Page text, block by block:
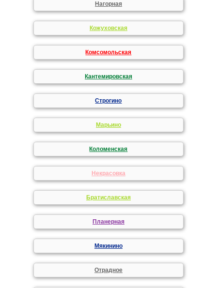
Нагорная
Кожуховская
Комсомольская
Кантемировская
Строгино
Марьино
Коломенская
Некрасовка
Братиславская
Планерная
Мякинино
Отрадное